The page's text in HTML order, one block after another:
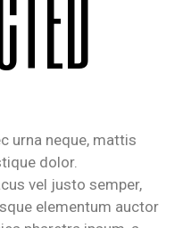
urna neque, mattis
dolor.
vel justo semper,
elementum auctor